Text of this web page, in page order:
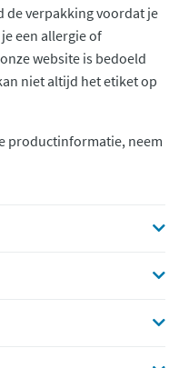
de verpakking voordat je
een allergie of
website is bedoeld
niet altijd het etiket op
productinformatie, neem